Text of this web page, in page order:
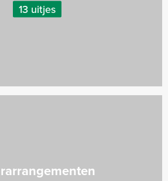
13 uitjes